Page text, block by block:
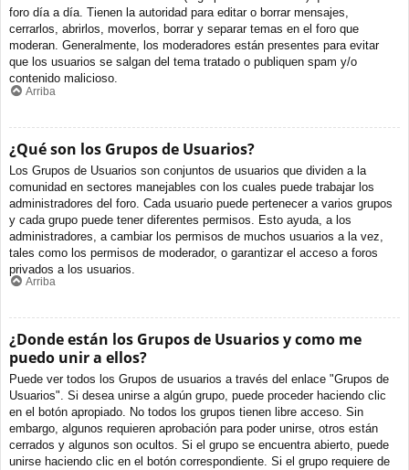
foro día a día. Tienen la autoridad para editar o borrar mensajes,
cerrarlos, abrirlos, moverlos, borrar y separar temas en el foro que
moderan. Generalmente, los moderadores están presentes para evitar
que los usuarios se salgan del tema tratado o publiquen spam y/o
contenido malicioso.
Arriba
¿Qué son los Grupos de Usuarios?
Los Grupos de Usuarios son conjuntos de usuarios que dividen a la
comunidad en sectores manejables con los cuales puede trabajar los
administradores del foro. Cada usuario puede pertenecer a varios grupos
y cada grupo puede tener diferentes permisos. Esto ayuda, a los
administradores, a cambiar los permisos de muchos usuarios a la vez,
tales como los permisos de moderador, o garantizar el acceso a foros
privados a los usuarios.
Arriba
¿Donde están los Grupos de Usuarios y como me
puedo unir a ellos?
Puede ver todos los Grupos de usuarios a través del enlace "Grupos de
Usuarios". Si desea unirse a algún grupo, puede proceder haciendo clic
en el botón apropiado. No todos los grupos tienen libre acceso. Sin
embargo, algunos requieren aprobación para poder unirse, otros están
cerrados y algunos son ocultos. Si el grupo se encuentra abierto, puede
unirse haciendo clic en el botón correspondiente. Si el grupo requiere de